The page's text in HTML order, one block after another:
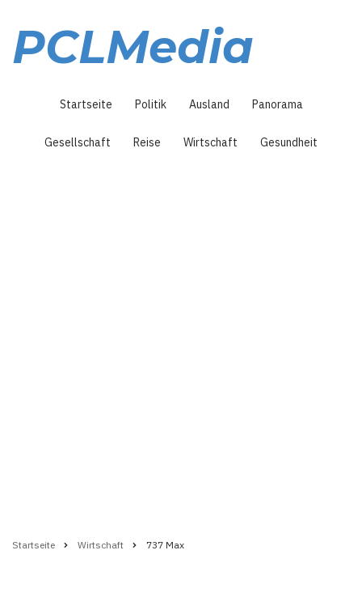
Inhalt
PCLMedia
Startseite Politik Ausland Panorama
Gesellschaft Reise Wirtschaft Gesundheit
Startseite Wirtschaft 737 Max